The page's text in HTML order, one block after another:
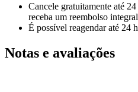
Cancele gratuitamente até
receba um reembolso integral
É possível reagendar até 24
Notas e avaliações